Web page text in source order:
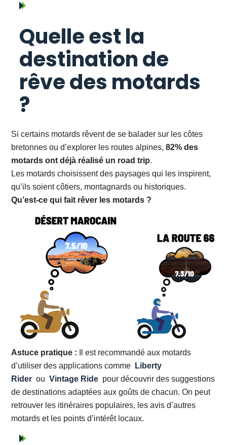
Quelle est la
destination de
rêve des motards
?
Si certains motards rêvent de se balader sur les côtes
bretonnes ou d’explorer les routes alpines,82% des
motards ont déjà réalisé un road trip.
Les motards choisissent des paysages qui les inspirent,
qu’ils soient côtiers, montagnards ou historiques.
Qu’est-ce qui fait rêver les motards ?
Astuce pratique : Il est recommandé aux motards
d’utiliser des applications comme
Liberty
Rider ou Vintage Ride pour découvrir des suggestions
de destinations adaptées aux goûts de chacun. On peut
retrouver les itinéraires populaires, les avis d’autres
motards et les points d’intérêt locaux.